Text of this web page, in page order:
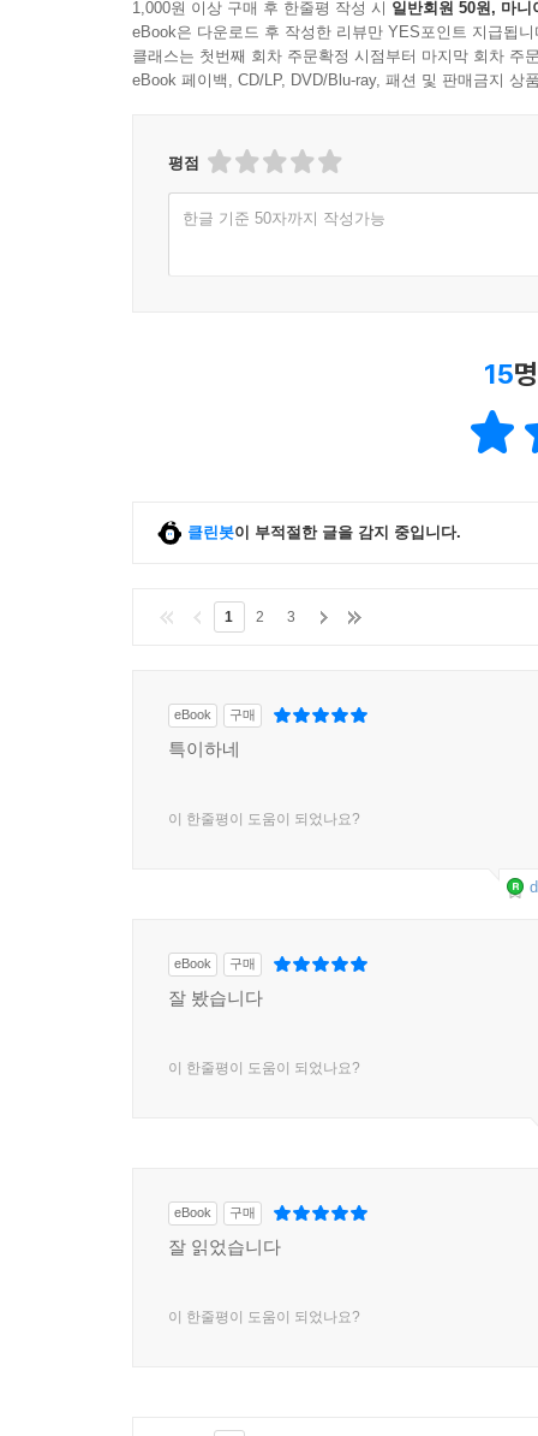
1,000원 이상 구매 후 한줄평 작성 시 일반회원 50원, 마니
eBook은 다운로드 후 작성한 리뷰만 YES포인트 지급됩니
클래스는 첫번째 회차 주문확정 시점부터 마지막 회차 주
eBook 페이백, CD/LP, DVD/Blu-ray, 패션 및 판매금지 상
평점
한글 기준 50자까지 작성가능
15
클린봇이 부적절한 글을 감지 중입니다.
1 2 3
eBook 구매
특이하네
이 한줄평이 도움이 되었나요?
eBook 구매
잘 봤습니다
이 한줄평이 도움이 되었나요?
eBook 구매
잘 읽었습니다
이 한줄평이 도움이 되었나요?